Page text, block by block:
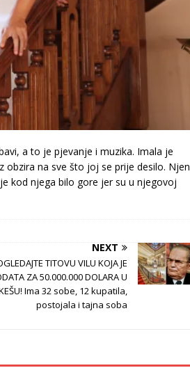
a to je pjevanje i muzika. Imala je
obzira na sve što joj se prije desilo. Njen
kod njega bilo gore jer su u njegovoj
NEXT
TITOVU VILU KOJA JE
ZA 50.000.000 DOLARA U
Ima 32 sobe, 12 kupatila,
postojala i tajna soba